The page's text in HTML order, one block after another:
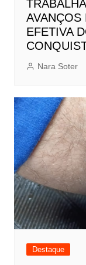
AVANÇOS
EFETIVA
Nara Soter
Destaque